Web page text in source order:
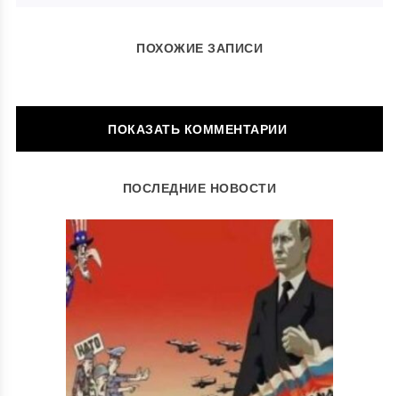
ПОХОЖИЕ ЗАПИСИ
ОСТАВИТЬ КОММЕНТАРИЙ
Ваш адрес email не будет опубликован. Обязательные поля
Комментарий*
ПОСЛЕДНИЕ НОВОСТИ